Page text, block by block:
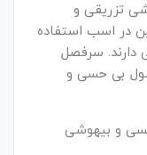
تزریقی و
در اسب استفاده
دارند. سرفصل
بی حسی و